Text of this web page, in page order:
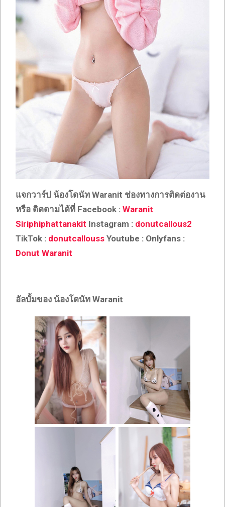
แจกวาร์ป น้องโดนัท Waranit ช่องทางการติดต่องาน
หรือ ติตตามได้ที่ Facebook : Waranit
Siriphiphattanakit Instagram : donutcallous2
TikTok : donutcallouss Youtube : Onlyfans :
Donut Waranit
อัลบั้มของ น้องโดนัท Waranit